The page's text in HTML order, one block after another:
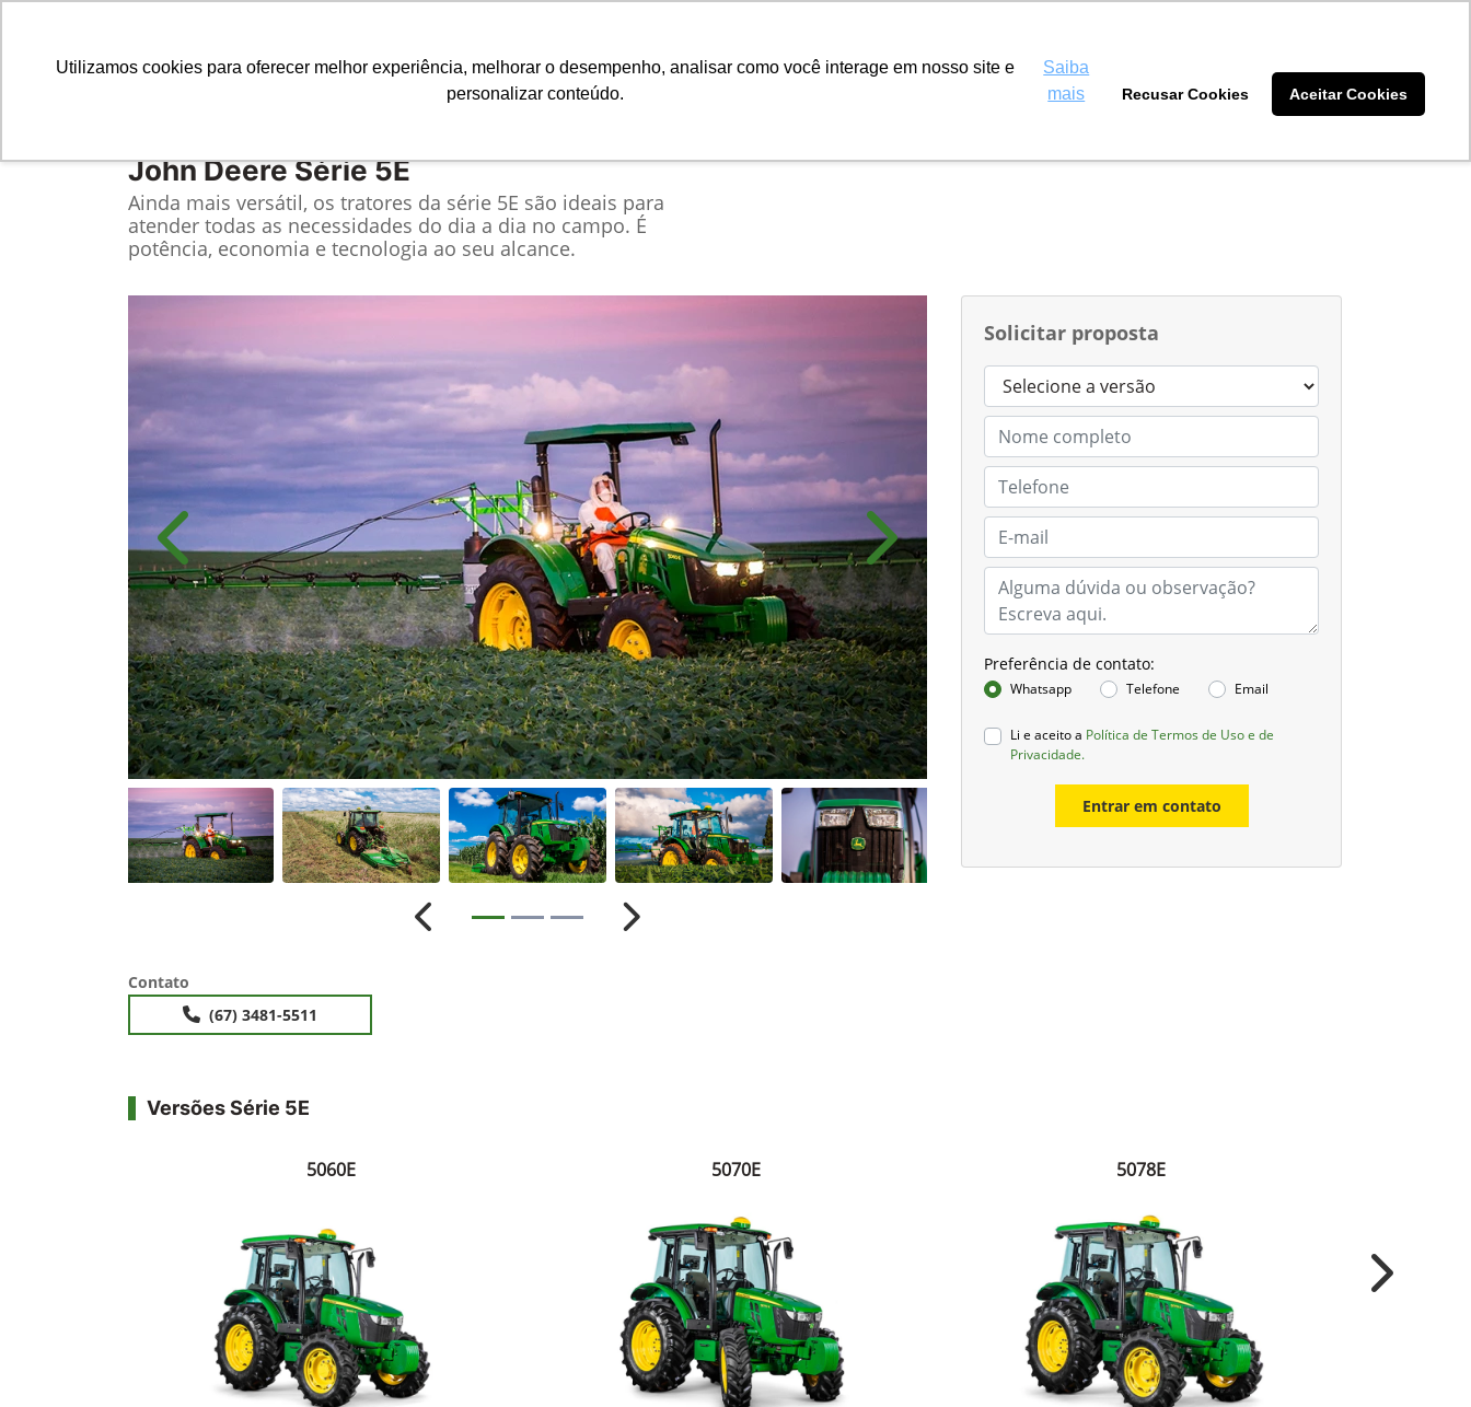
Utilizamos cookies para oferecer melhor experiência, melhorar o desempenho, analisar como você interage em nosso site e
personalizar conteúdo.
Saiba
mais
Recusar Cookies Aceitar Cookies
Seminovos Blog Sobre nós
John DeereSérie 5E
Ainda mais versátil, os tratores da série 5E são ideais para
atender todas as necessidades do dia a dia no campo. É
potência, economia e tecnologia ao seu alcance.
Solicitar proposta
Preferência de contato:
Whatsapp Telefone Email
Li e aceito a Política de Termos de Uso e de
Privacidade.
Entrar em contato
Anterior Próximo
Anterior Próximo
Contato
(67) 3481-5511
Versões Série 5E
5060E 5070E 5078E
Next